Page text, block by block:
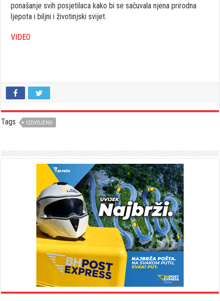
ponašanje svih posjetilaca kako bi se sačuvala njena prirodna
ljepota i biljni i životinjski svijet.
VIDEO
Tags IZDVOJENO